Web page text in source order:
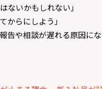
ないかもしれない」
からにしよう」
告や相談が遅れる原因にな